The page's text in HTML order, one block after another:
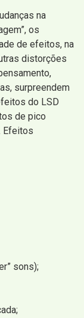
na
os
de efeitos, na
distorções
surpreendem
do LSD
de pico
Efeitos
sons);